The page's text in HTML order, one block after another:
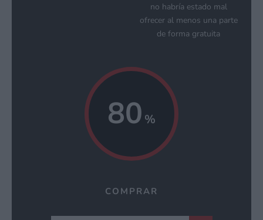
no habría estado mal
ofrecer al menos una parte
de forma gratuita
80
COMPRAR